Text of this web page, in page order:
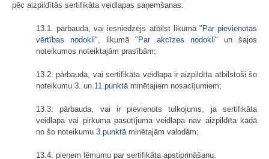
pēc aizpildītās sertifikāta veidlapas saņemšanas:
13.1. pārbauda, vai iesniedzējs atbilst likumā " Par pievienotās
vērtības nodokli", likumā " Par akcīzes nodokli" un šajos
noteikumos noteiktajām prasībām;
13.2. pārbauda, vai sertifikāta veidlapa ir aizpildīta atbilstoši šo
noteikumu 3. un 11.punktāminētajiem nosacījumiem;
13.3. pārbauda, vai ir pievienots tulkojums, ja sertifikāta
veidlapa vai pirkuma pasūtījuma veidlapa nav aizpildīta kādā
no šo noteikumu 3.punktāminētajām valodām;
13.4. pieņem lēmumu par sertifikāta apstiprināšanu.